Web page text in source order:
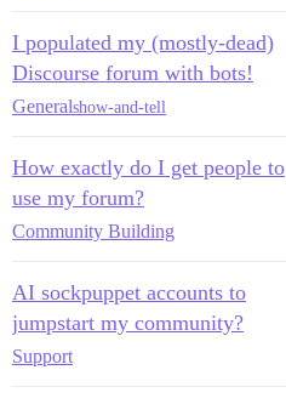
I populated my (mostly-dead)
Discourse forum with bots!
Generalshow-and-tell
How exactly do I get people to
use my forum?
Community Building
AI sockpuppet accounts to
jumpstart my community?
Support